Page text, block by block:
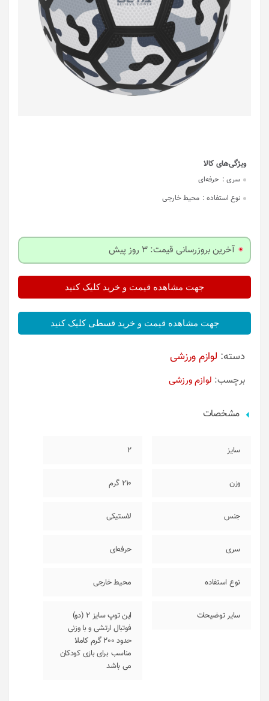
سری : حرفه‌ای
نوع استفاده : محیط خارجی
آخرین بروزرسانی قیمت: 3 روز پیش
جهت مشاهده قیمت و خرید کلیک کنید
جهت مشاهده قیمت و خرید قسطی کلیک کنید
دسته: لوازم ورزشی
برچسب: لوازم ورزشی
مشخصات
سایز 2
وزن 210 گرم
جنس لاستیکی
سری حرفه‌ای
نوع استفاده محیط خارجی
سایر توضیحات
این توپ سایز 2 (دو)
فوتبال ارتشی و با وزنی
حدود 200 گرم کاملا
مناسب برای بازی کودکان
می باشد